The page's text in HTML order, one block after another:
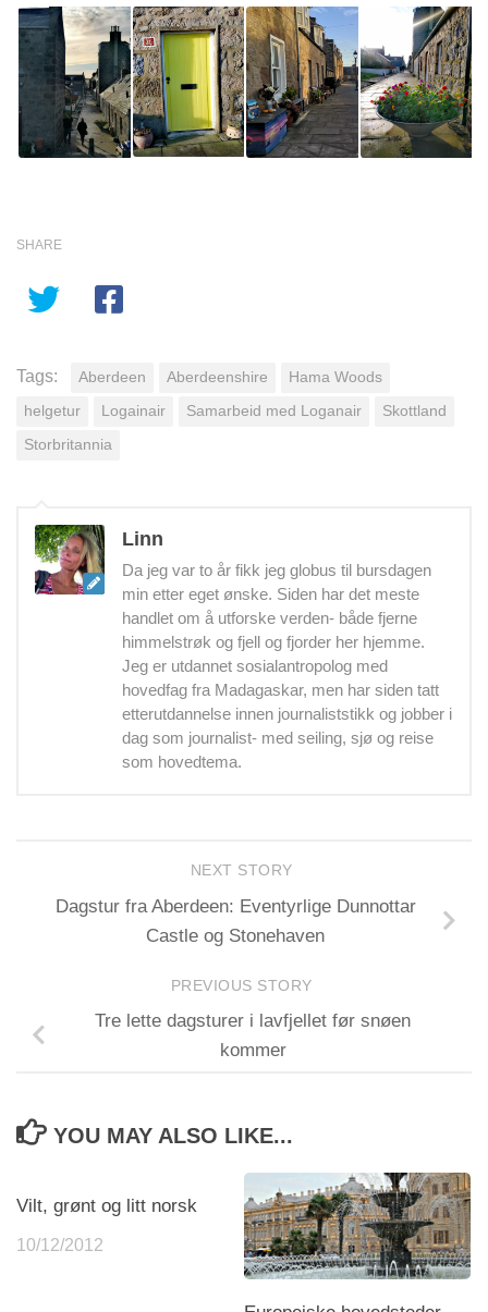
SHARE
Tags: Aberdeen Aberdeenshire Hama Woods
helgetur Logainair Samarbeid med Loganair Skottland
Storbritannia
Linn
Da jeg var to år fikk jeg globus til bursdagen
min etter eget ønske. Siden har det meste
handlet om å utforske verden- både fjerne
himmelstrøk og fjell og fjorder her hjemme.
Jeg er utdannet sosialantropolog med
hovedfag fra Madagaskar, men har siden tatt
etterutdannelse innen journaliststikk og jobber i
dag som journalist- med seiling, sjø og reise
som hovedtema.
NEXT STORY
Dagstur fra Aberdeen: Eventyrlige Dunnottar
Castle og Stonehaven
PREVIOUS STORY
Tre lette dagsturer i lavfjellet før snøen
kommer
YOU MAY ALSO LIKE...
Vilt, grønt og litt norsk
10/12/2012